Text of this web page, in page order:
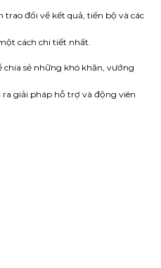
trao đổi về kết quả, tiến bộ và các
cách chi tiết nhất.
chia sẻ những khó khăn, vướng
giải pháp hỗ trợ và động viên